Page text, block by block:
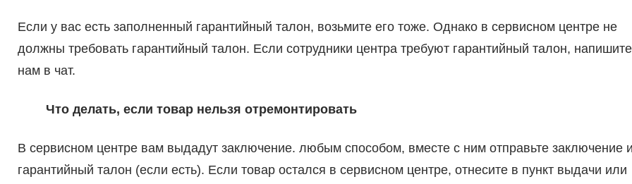
Если у вас есть заполненный гарантийный талон, возьмите его тоже. Однако в сервисном центре не
должны требовать гарантийный талон. Если сотрудники центра требуют гарантийный талон, напишите
нам в чат.
Что делать, если товар нельзя отремонтировать
В сервисном центре вам выдадут заключение. любым способом, вместе с ним отправьте заключение
гарантийный талон (если есть). Если товар остался в сервисном центре, отнесите в пункт выдачи или